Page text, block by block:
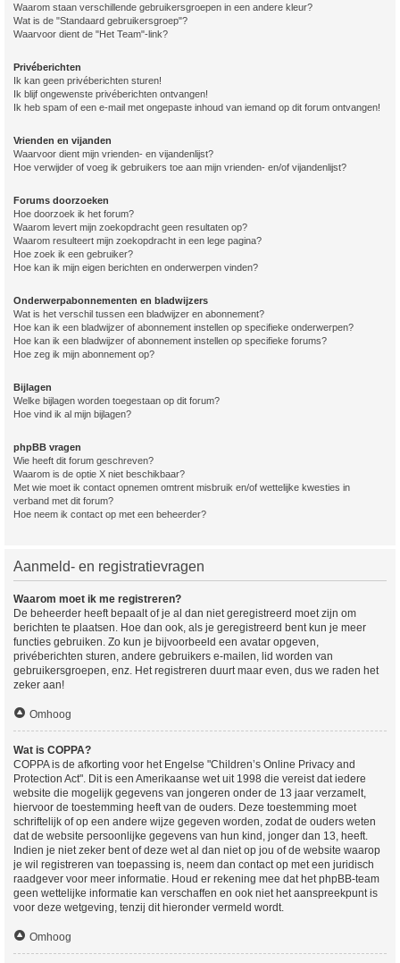
Waarom staan verschillende gebruikersgroepen in een andere kleur?
Wat is de "Standaard gebruikersgroep"?
Waarvoor dient de "Het Team"-link?
Privéberichten
Ik kan geen privéberichten sturen!
Ik blijf ongewenste privéberichten ontvangen!
Ik heb spam of een e-mail met ongepaste inhoud van iemand op dit forum ontvangen!
Vrienden en vijanden
Waarvoor dient mijn vrienden- en vijandenlijst?
Hoe verwijder of voeg ik gebruikers toe aan mijn vrienden- en/of vijandenlijst?
Forums doorzoeken
Hoe doorzoek ik het forum?
Waarom levert mijn zoekopdracht geen resultaten op?
Waarom resulteert mijn zoekopdracht in een lege pagina?
Hoe zoek ik een gebruiker?
Hoe kan ik mijn eigen berichten en onderwerpen vinden?
Onderwerpabonnementen en bladwijzers
Wat is het verschil tussen een bladwijzer en abonnement?
Hoe kan ik een bladwijzer of abonnement instellen op specifieke onderwerpen?
Hoe kan ik een bladwijzer of abonnement instellen op specifieke forums?
Hoe zeg ik mijn abonnement op?
Bijlagen
Welke bijlagen worden toegestaan op dit forum?
Hoe vind ik al mijn bijlagen?
phpBB vragen
Wie heeft dit forum geschreven?
Waarom is de optie X niet beschikbaar?
Met wie moet ik contact opnemen omtrent misbruik en/of wettelijke kwesties in
verband met dit forum?
Hoe neem ik contact op met een beheerder?
Aanmeld- en registratievragen
Waarom moet ik me registreren?
De beheerder heeft bepaalt of je al dan niet geregistreerd moet zijn om
berichten te plaatsen. Hoe dan ook, als je geregistreerd bent kun je meer
functies gebruiken. Zo kun je bijvoorbeeld een avatar opgeven,
privéberichten sturen, andere gebruikers e-mailen, lid worden van
gebruikersgroepen, enz. Het registreren duurt maar even, dus we raden het
zeker aan!
Omhoog
Wat is COPPA?
COPPA is de afkorting voor het Engelse "Children’s Online Privacy and
Protection Act". Dit is een Amerikaanse wet uit 1998 die vereist dat iedere
website die mogelijk gegevens van jongeren onder de 13 jaar verzamelt,
hiervoor de toestemming heeft van de ouders. Deze toestemming moet
schriftelijk of op een andere wijze gegeven worden, zodat de ouders weten
dat de website persoonlijke gegevens van hun kind, jonger dan 13, heeft.
Indien je niet zeker bent of deze wet al dan niet op jou of de website waarop
je wil registreren van toepassing is, neem dan contact op met een juridisch
raadgever voor meer informatie. Houd er rekening mee dat het phpBB-team
geen wettelijke informatie kan verschaffen en ook niet het aanspreekpunt is
voor deze wetgeving, tenzij dit hieronder vermeld wordt.
Omhoog